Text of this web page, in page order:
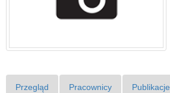
Przegląd Pracownicy Publikacje